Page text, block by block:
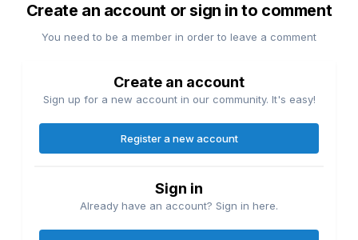
Create an account or sign in to comment
You need to be a member in order to leave a comment
Create an account
Sign up for a new account in our community. It's easy!
Register a new account
Sign in
Already have an account? Sign in here.